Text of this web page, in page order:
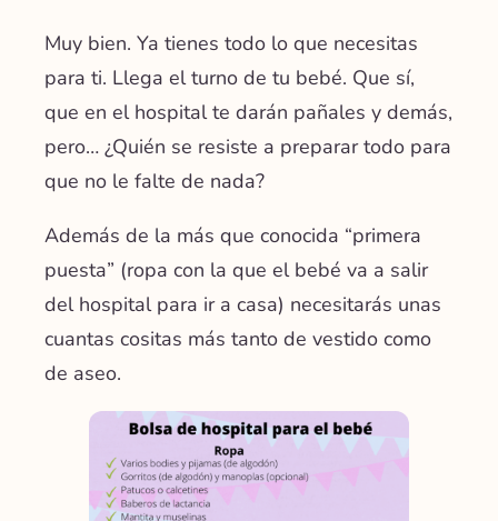
Muy bien. Ya tienes todo lo que necesitas
para ti. Llega el turno de tu bebé. Que sí,
que en el hospital te darán pañales y demás,
pero… ¿Quién se resiste a preparar todo para
que no le falte de nada?
Además de la más que conocida “primera
puesta” (ropa con la que el bebé va a salir
del hospital para ir a casa) necesitarás unas
cuantas cositas más tanto de vestido como
de aseo.